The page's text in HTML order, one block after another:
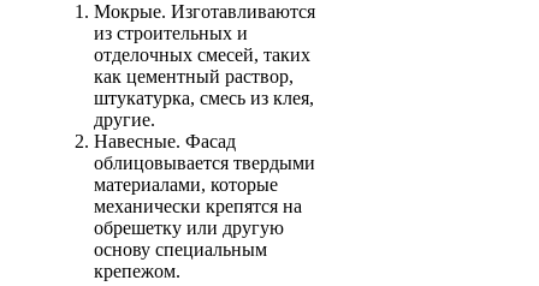
Мокрые. Изготавливаются
из строительных и
отделочных смесей, таких
как цементный раствор,
штукатурка, смесь из клея,
другие.
Навесные. Фасад
облицовывается твердыми
материалами, которые
механически крепятся на
обрешетку или другую
основу специальным
крепежом.